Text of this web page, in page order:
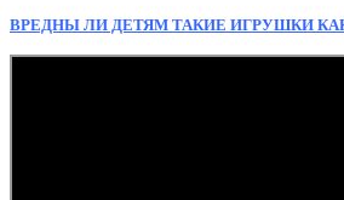
ВРЕДНЫ ЛИ ДЕТЯМ ТАКИЕ ИГРУШКИ